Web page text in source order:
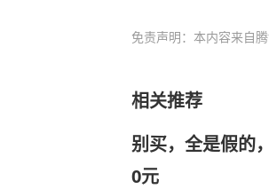
免责声明：本内容来自
相关推荐
别买，全是假的
0元